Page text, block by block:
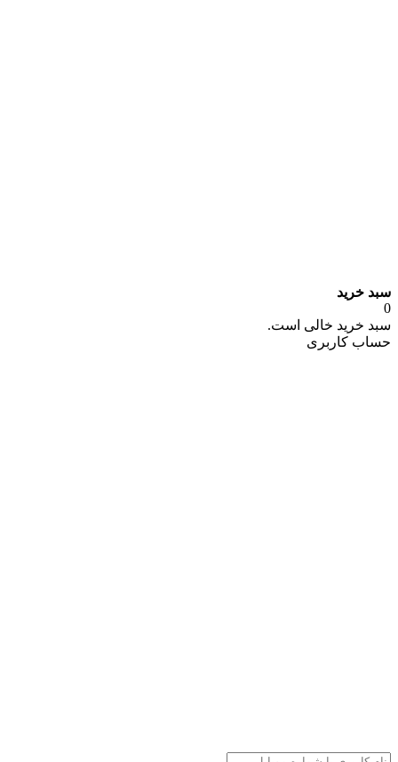
سبد خرید
0
سبد خرید خالی است.
حساب کاربری